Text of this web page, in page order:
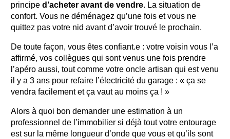
principe d’acheter avant de vendre. La situation de
confort. Vous ne déménagez qu’une fois et vous ne
quittez pas votre nid avant d’avoir trouvé le prochain.
De toute façon, vous êtes confiant.e : votre voisin vous l’a
affirmé, vos collègues qui sont venus une fois prendre
l’apéro aussi, tout comme votre oncle artisan qui est venu
il y a 3 ans pour refaire l’électricité du garage : « ça se
vendra facilement et ça vaut au moins ça ! »
Alors à quoi bon demander une estimation à un
professionnel de l’immobilier si déjà tout votre entourage
est sur la même longueur d’onde que vous et qu’ils sont